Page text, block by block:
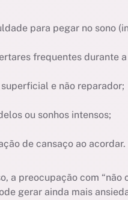
para pegar no sono
frequentes durante
superficial e não reparador;
ou sonhos intensos;
de cansaço ao acordar.
a preocupação com “não
gerar ainda mais